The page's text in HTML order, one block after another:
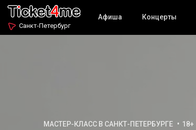
Санкт-Петербург
Афиша Концерты
МАСТЕР-КЛАСС В САНКТ-ПЕТЕРБУРГЕ 18+